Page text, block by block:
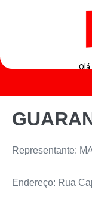
Representante:
Endereço: Rua